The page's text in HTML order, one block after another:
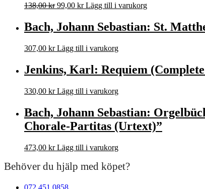
138,00kr Det
priset
var:
99,00 krDet
priset
är:
Lägg till i varukorg
Bach, Johann Sebastian: St.
307,00 kr Lägg till i varukorg
Jenkins, Karl: Requiem
330,00 kr Lägg till i varukorg
Bach, Johann Sebastian:
Chorale-Partitas (Urtext)”
473,00 kr Lägg till i varukorg
Behöver du hjälp med köpet?
072 451 0858